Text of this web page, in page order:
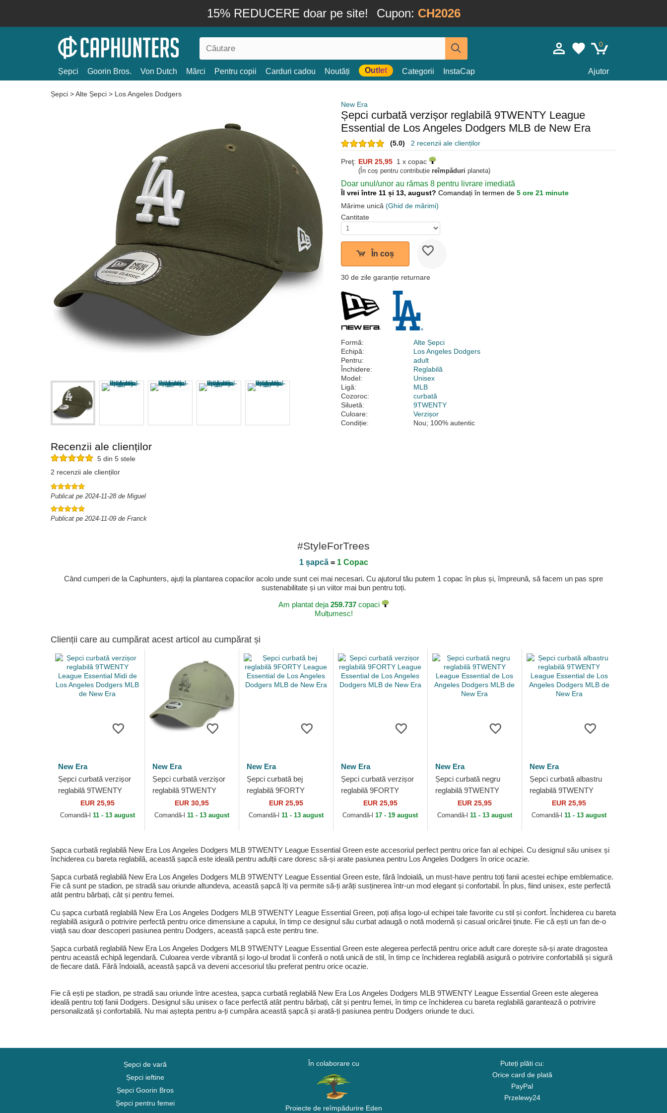
15% REDUCERE doar pe site! Cupon: CH2026
0
Șepci Goorin Bros. Von Dutch Mărci Pentru copii Carduri cadou Noutăți Outlet Categorii InstaCap Ajutor
Șepci >Alte Șepci > Los Angeles Dodgers
New Era
Șepci curbată verzișor reglabilă 9TWENTY League
Essential de Los Angeles Dodgers MLB de New Era
(5.0) 2 recenzii ale clienților
Preţ: EUR 25,95 1 x copac
(În coș pentru contribuție reîmpăduri planeta)
Doar unul/unor au rămas 8 pentru livrare imediată
Îl vrei între 11 și 13, august? Comandați în termen de 5 ore 21 minute
Mărime unică (Ghid de mărimi)
Cantitate
În coș
30 de zile garanție returnare
Formă:
Alte Șepci
Echipă:
Los Angeles Dodgers
Pentru:
adult
Închidere:
Reglabilă
Model:
Unisex
Ligă:
MLB
Cozoroc:
curbată
Siluetă:
9TWENTY
Culoare:
Verzișor
Condiție:
Nou; 100% autentic
Recenzii ale clienților
5 din 5 stele
2 recenzii ale clienților
Publicat pe 2024-11-28 de Miguel
Publicat pe 2024-11-09 de Franck
#StyleForTrees
1 șapcă= 1 Copac
Când cumperi de la Caphunters, ajuți la plantarea copacilor acolo unde sunt cei mai necesari. Cu ajutorul tău putem 1 copac în plus și, împreună, să facem un pas spre
sustenabilitate și un viitor mai bun pentru toți.
Am plantat deja 259.737copaci
Mulțumesc!
Clienții care au cumpărat acest articol au cumpărat și
New Era
Șepci curbată verzișor
reglabilă 9TWENTY
League Essential Midi
de Los Angeles
EUR 25,95
Comandă-l 11 - 13 august
New Era
Șepci curbată verzișor
reglabilă 9TWENTY
Midi Linen de Los
Angeles Dodgers MLB
EUR 30,95
Comandă-l 11 - 13 august
New Era
Șepci curbată bej
reglabilă 9FORTY
League Essential de
Los Angeles Dodgers
EUR 25,95
Comandă-l 11 - 13 august
New Era
Șepci curbată verzișor
reglabilă 9FORTY
League Essential de
Los Angeles Dodgers
EUR 25,95
Comandă-l17 - 19 august
New Era
Șepci curbată negru
reglabilă 9TWENTY
League Essential de
Los Angeles Dodgers
EUR 25,95
Comandă-l 11 - 13 august
New Era
Șepci curbată albastru
reglabilă 9TWENTY
League Essential de Los
Angeles Dodgers MLB
EUR 25,95
Comandă-l11 - 13 august
Șapca curbată reglabilă New Era Los Angeles Dodgers MLB 9TWENTY League Essential Green este accesoriul perfect pentru orice fan al echipei. Cu designul său unisex și
închiderea cu bareta reglabilă, această șapcă este ideală pentru adulții care doresc să-și arate pasiunea pentru Los Angeles Dodgers în orice ocazie.
Șapca curbată reglabilă New Era Los Angeles Dodgers MLB 9TWENTY League Essential Green este, fără îndoială, un must-have pentru toți fanii acestei echipe emblematice.
Fie că sunt pe stadion, pe stradă sau oriunde altundeva, această șapcă îți va permite să-ți arăți susținerea într-un mod elegant și confortabil. În plus, fiind unisex, este perfectă
atât pentru bărbați, cât și pentru femei.
Cu șapca curbată reglabilă New Era Los Angeles Dodgers MLB 9TWENTY League Essential Green, poți afișa logo-ul echipei tale favorite cu stil și confort. Închiderea cu bareta
reglabilă asigură o potrivire perfectă pentru orice dimensiune a capului, în timp ce designul său curbat adaugă o notă modernă și casual oricărei ținute. Fie că ești un fan de-o
viață sau doar descoperi pasiunea pentru Dodgers, această șapcă este pentru tine.
Șapca curbată reglabilă New Era Los Angeles Dodgers MLB 9TWENTY League Essential Green este alegerea perfectă pentru orice adult care dorește să-și arate dragostea
pentru această echipă legendară. Culoarea verde vibrantă și logo-ul brodat îi conferă o notă unică de stil, în timp ce închiderea reglabilă asigură o potrivire confortabilă și sigură
de fiecare dată. Fără îndoială, această șapcă va deveni accesoriul tău preferat pentru orice ocazie.
Fie că ești pe stadion, pe stradă sau oriunde între acestea, șapca curbată reglabilă New Era Los Angeles Dodgers MLB 9TWENTY League Essential Green este alegerea
ideală pentru toți fanii Dodgers. Designul său unisex o face perfectă atât pentru bărbați, cât și pentru femei, în timp ce închiderea cu bareta reglabilă garantează o potrivire
personalizată și confortabilă. Nu mai aștepta pentru a-ți cumpăra această șapcă și arată-ți pasiunea pentru Dodgers oriunde te duci.
Șepci de vară
Șepci ieftine
Șepci Goorin Bros
Șepci pentru femei
În colaborare cu
Proiecte de reîmpădurire Eden
Puteți plăti cu:
Orice card de plată
PayPal
Przelewy24